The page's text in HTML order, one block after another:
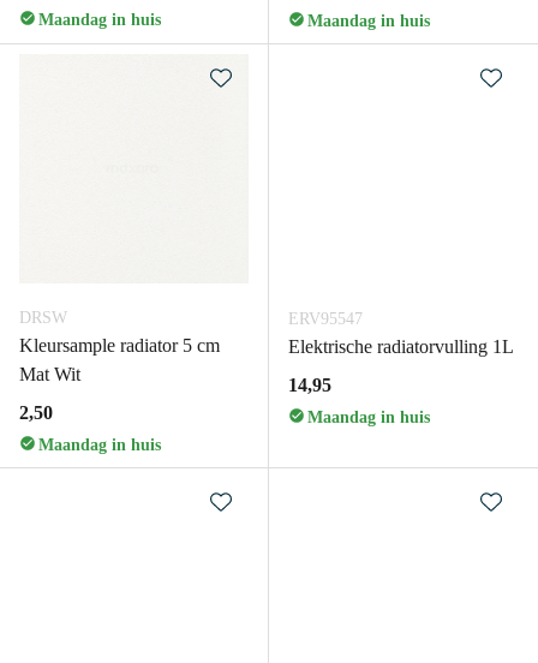
Maandag in huis Maandag in huis
DRSW
Kleursample radiator 5 cm
Mat Wit
2,50
Maandag in huis
ERV95547
Elektrische radiatorvulling 1L
14,95
Maandag in huis